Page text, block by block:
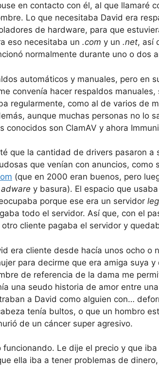
en contacto con él, al que llamaré
Lo que necesitaba David era
de hardware, para que
eso necesitaba un .com y un .net, así
normalmente durante uno o dos
automáticos y manuales, pero en
convenía hacer respaldos manuales,
regularmente, como al de varios de
aunque muchas personas no lo
conocidos son ClamAV y ahora
que la cantidad de drivers pasaron a
que venían con anuncios, como
(que en 2000 eran buenos, pero
adware y basura). El espacio que
porque ese era un servidor
todo el servidor. Así que, con el
cliente pagaba el servidor y
era cliente desde hacía unos ocho o
para decirme que era amiga suya y
de referencia de la dama me
una seudo historia de amor entre
a David como alguien con…
tenía bultos, o que un hombro
de un cáncer super agresivo.
funcionando. Le dije el precio y que
ella iba a tener problemas de